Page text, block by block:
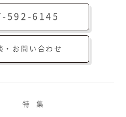
592-6145
・お問い合わせ
特 集